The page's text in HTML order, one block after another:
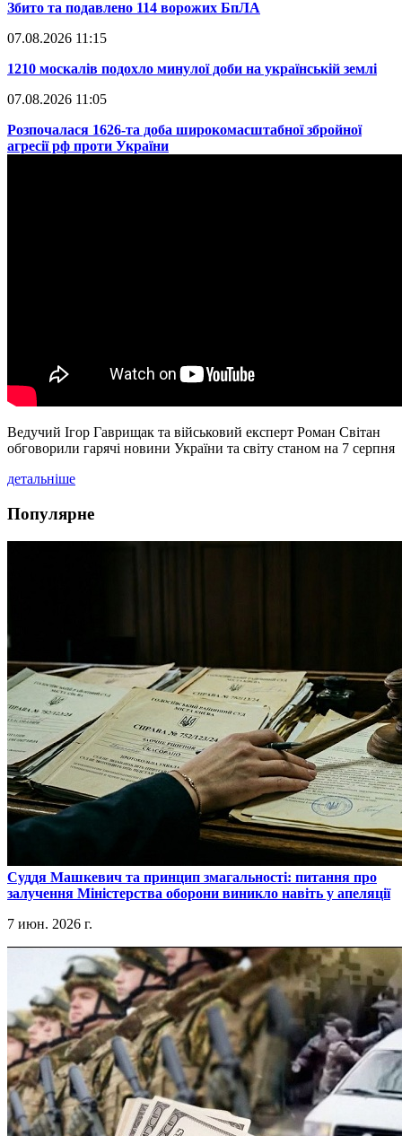
​Збито та подавлено 114 ворожих БпЛА
07.08.2026 11:15
​1210 москалів подохло минулої доби на українській землі
07.08.2026 11:05
​Розпочалася 1626-та доба широкомасштабної збройної
агресії рф проти України
Ведучий Ігор Гаврищак та військовий експерт Роман Світан
обговорили гарячі новини України та світу станом на 7 серпня
детальніше
Популярне
​Суддя Машкевич та принцип змагальності: питання про
залучення Міністерства оборони виникло навіть у апеляції
7 июн. 2026 г.